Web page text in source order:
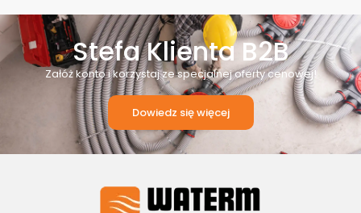
Stefa Klienta B2B
Załóż konto i korzystaj ze specjalnej oferty cenowej!
Dowiedz się więcej